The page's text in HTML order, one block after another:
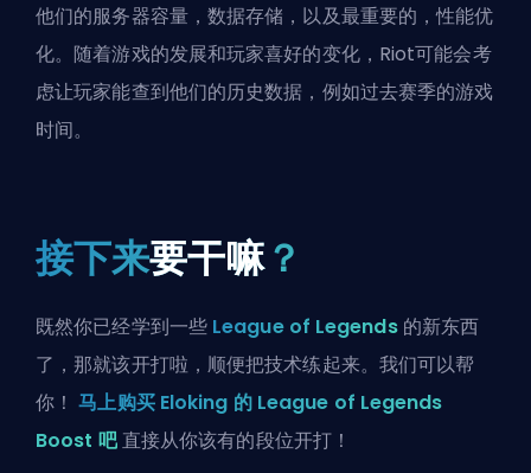
他们的服务器容量，数据存储，以及最重要的，性能优
化。随着游戏的发展和玩家喜好的变化，Riot可能会考
虑让玩家能查到他们的历史数据，例如过去赛季的游戏
时间。
接下来要干嘛？
既然你已经学到一些 League of Legends的新东西
了，那就该开打啦，顺便把技术练起来。我们可以帮
你！马上购买 Eloking 的 League of Legends
Boost 吧直接从你该有的段位开打！